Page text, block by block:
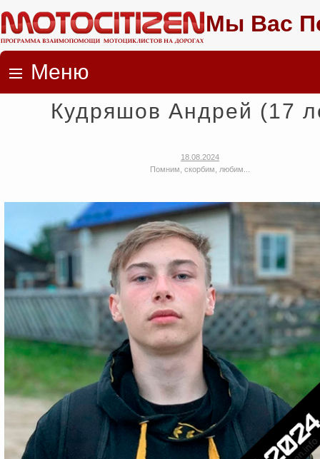
Мы Вас
Меню
Skip to contentКудряшов Андрей (17
18.08.2024
Помним, скорбим, любим...